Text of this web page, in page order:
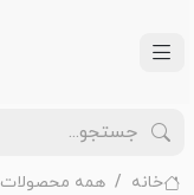
خانه همه محصولات